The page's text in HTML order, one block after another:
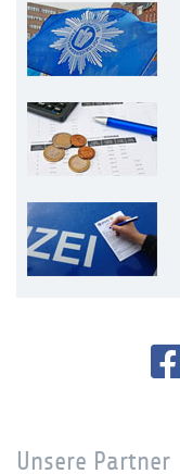
Unsere Partner